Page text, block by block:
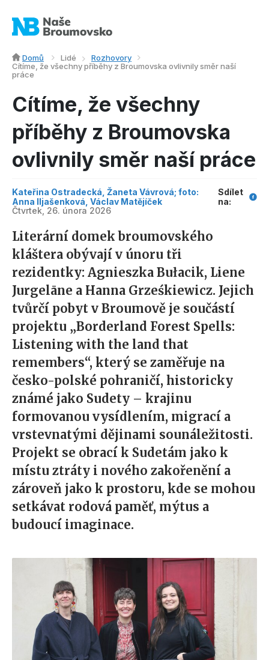
Domů Lidé
Rozhovory
Cítíme, že všechny příběhy z Broumovska ovlivnily směr naší
práce
Cítíme, že všechny
příběhy z Broumovska
ovlivnily směr naší práce
Kateřina Ostradecká, Žaneta Vávrová; foto:
Anna Iljašenková, Václav Matějíček
Čtvrtek, 26. února 2026
Sdílet
na:
Literární domek broumovského
kláštera obývají v únoru tři
rezidentky: Agnieszka Bułacik, Liene
Jurgelāne a Hanna Grześkiewicz. Jejich
tvůrčí pobyt v Broumově je součástí
projektu „Borderland Forest Spells:
Listening with the land that
remembers“, který se zaměřuje na
česko-polské pohraničí, historicky
známé jako Sudety – krajinu
formovanou vysídlením, migrací a
vrstevnatými dějinami sounáležitosti.
Projekt se obrací k Sudetám jako k
místu ztráty i nového zakořenění a
zároveň jako k prostoru, kde se mohou
setkávat rodová paměť, mýtus a
budoucí imaginace.